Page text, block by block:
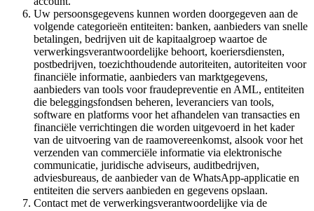
Uw persoonsgegevens kunnen worden doorgegeven aan de
volgende categorieën entiteiten: banken, aanbieders van snelle
betalingen, bedrijven uit de kapitaalgroep waartoe de
verwerkingsverantwoordelijke behoort, koeriersdiensten,
postbedrijven, toezichthoudende autoriteiten, autoriteiten voor
financiële informatie, aanbieders van marktgegevens,
aanbieders van tools voor fraudepreventie en AML, entiteiten
die beleggingsfondsen beheren, leveranciers van tools,
software en platforms voor het afhandelen van transacties en
financiële verrichtingen die worden uitgevoerd in het kader
van de uitvoering van de raamovereenkomst, alsook voor het
verzenden van commerciële informatie via elektronische
communicatie, juridische adviseurs, auditbedrijven,
adviesbureaus, de aanbieder van de WhatsApp-applicatie en
entiteiten die servers aanbieden en gegevens opslaan.
Contact met de verwerkingsverantwoordelijke via de